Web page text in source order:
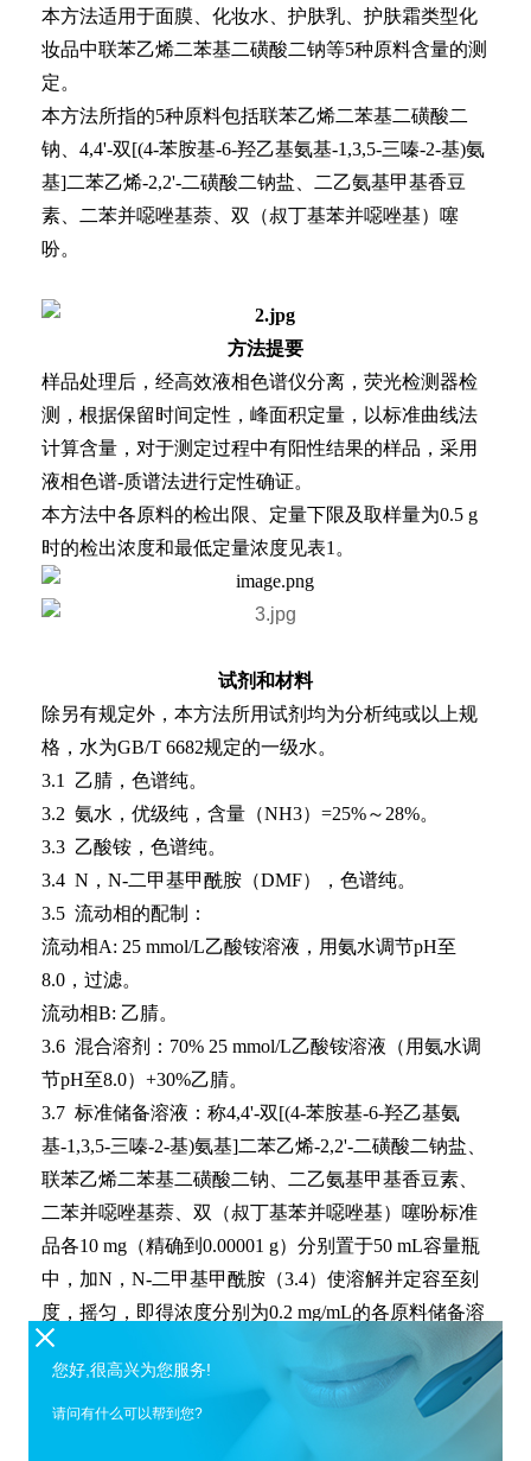
本方法适用于面膜、化妆水、护肤乳、护肤霜类型化
妆品中联苯乙烯二苯基二磺酸二钠等5种原料含量的测
定。
本方法所指的5种原料包括联苯乙烯二苯基二磺酸二
钠、4,4'-双[(4-苯胺基-6-羟乙基氨基-1,3,5-三嗪-2-基)氨
基]二苯乙烯-2,2'-二磺酸二钠盐、二乙氨基甲基香豆
素、二苯并噁唑基萘、双（叔丁基苯并噁唑基）噻
吩。
方法提要
样品处理后，经高效液相色谱仪分离，荧光检测器检
测，根据保留时间定性，峰面积定量，以标准曲线法
计算含量，对于测定过程中有阳性结果的样品，采用
液相色谱-质谱法进行定性确证。
本方法中各原料的检出限、定量下限及取样量为0.5 g
时的检出浓度和最低定量浓度见表1。
试剂和材料
除另有规定外，本方法所用试剂均为分析纯或以上规
格，水为GB/T 6682规定的一级水。
3.1 乙腈，色谱纯。
3.2 氨水，优级纯，含量（NH3）=25%～28%。
3.3 乙酸铵，色谱纯。
3.4 N，N-二甲基甲酰胺（DMF），色谱纯。
3.5 流动相的配制：
流动相A: 25 mmol/L乙酸铵溶液，用氨水调节pH至
8.0，过滤。
流动相B: 乙腈。
3.6 混合溶剂：70% 25 mmol/L乙酸铵溶液（用氨水调
节pH至8.0）+30%乙腈。
3.7 标准储备溶液：称4,4'-双[(4-苯胺基-6-羟乙基氨
基-1,3,5-三嗪-2-基)氨基]二苯乙烯-2,2'-二磺酸二钠盐、
联苯乙烯二苯基二磺酸二钠、二乙氨基甲基香豆素、
二苯并噁唑基萘、双（叔丁基苯并噁唑基）噻吩标准
品各10 mg（精确到0.00001 g）分别置于50 mL容量瓶
中，加N，N-二甲基甲酰胺（3.4）使溶解并定容至刻
度，摇匀，即得浓度分别为0.2 mg/mL的各原料储备溶
液。储备溶液避光保存于0 ℃-4 ℃冰箱中，应于2天内
使用。
分别精密量取4,4'-双[(4-苯胺基-6-羟乙基氨基-1,3,5-三
您好,很高兴为您服务!
请问有什么可以帮到您?